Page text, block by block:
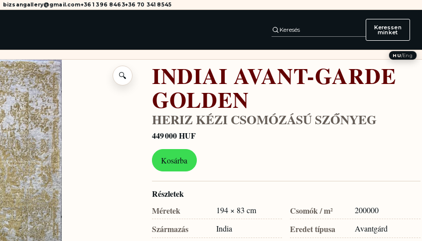
bizsangallery@gmail.com+36 1 396 8463+36 70 341 8545
Keresés Keressen
minket
HU/Eng
🔍 INDIAI AVANT-GARDE
GOLDEN
HERIZ KÉZI CSOMÓZÁSÚ SZŐNYEG
449 000 HUF
Kosárba
Részletek
Méretek
194 × 83 cm Csomók / m² 200000
Származás India Eredet típusa Avantgárd